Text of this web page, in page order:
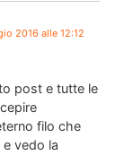
2016 alle 12:12
post e tutte le
filo che
vedo la